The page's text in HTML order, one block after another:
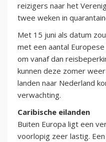
reizigers naar het
twee weken in
Met 15 juni als datum
met een aantal
om vanaf dan
kunnen deze zomer
landen naar Nederland
verwachting.
Caribische eilanden
Buiten Europa ligt een
voorlopig zeer lastig.